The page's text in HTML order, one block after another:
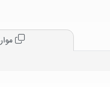
موارد مشابه